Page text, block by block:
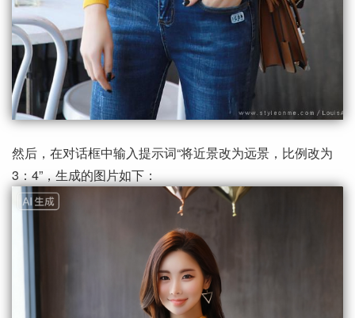
然后，在对话框中输入提示词“将近景改为远景，比例改为
3：4”，生成的图片如下：